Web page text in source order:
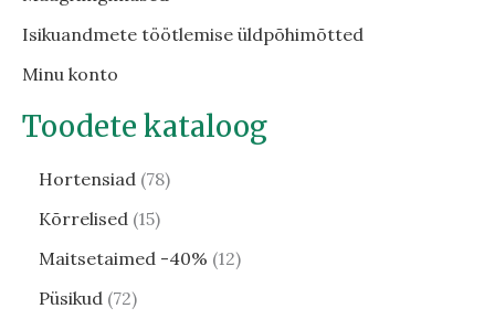
Isikuandmete töötlemise üldpõhimõtted
Minu konto
Toodete kataloog
Hortensiad 78
Kõrrelised 15
Maitsetaimed -40% 12
Püsikud 72